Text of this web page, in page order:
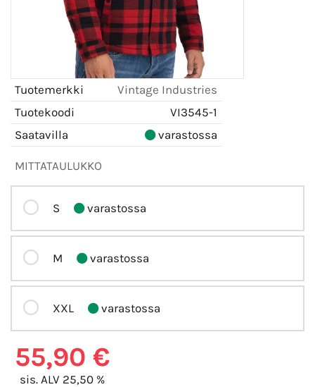
Tuotemerkki
Vintage Industries
Tuotekoodi
VI3545-1
Saatavilla
varastossa
MITTATAULUKKO
S varastossa
M varastossa
XXL varastossa
55,90 €
sis. ALV 25,50 %